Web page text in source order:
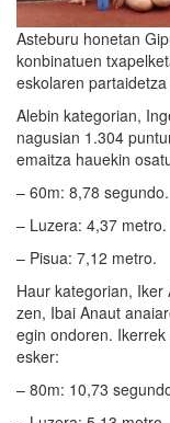
Asteburu honetan
konbinatuen
eskolaren
Alebin kategorian,
nagusian 1.304
emaitza hauekin
– 60m: 8,78 segundo.
– Luzera: 4,37 metro.
– Pisua: 7,12 metro.
Haur kategorian,
zen, Ibai Anaut
egin ondoren.
esker:
– 80m: 10,73